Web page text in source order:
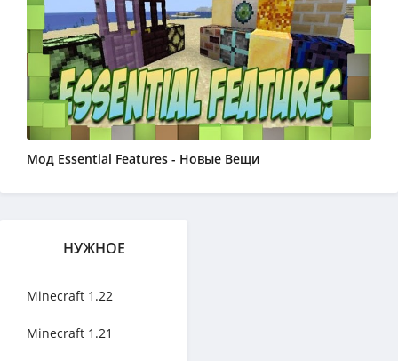
Мод Essential Features - Новые Вещи
НУЖНОЕ
Minecraft 1.22
Minecraft 1.21